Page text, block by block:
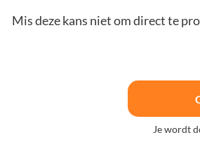
Mis deze kans niet om direct te
Je wordt